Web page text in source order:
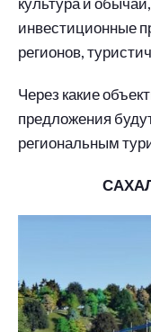
инвестиционные
регионов,
Через какие
предложения
региональным